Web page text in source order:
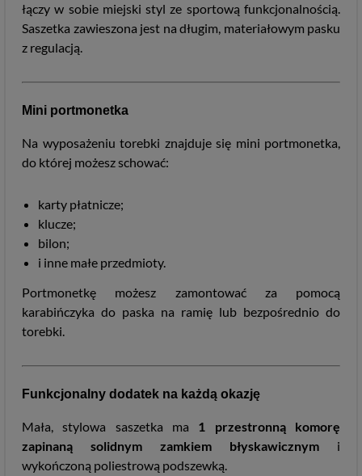
łączy w sobie miejski styl ze sportową funkcjonalnością.
Saszetka zawieszona jest na długim, materiałowym pasku
z regulacją.
Mini portmonetka
Na wyposażeniu torebki znajduje się mini portmonetka,
do której możesz schować:
karty płatnicze;
klucze;
bilon;
i inne małe przedmioty.
Portmonetkę możesz zamontować za pomocą
karabińczyka do paska na ramię lub bezpośrednio do
torebki.
Funkcjonalny dodatek na każdą okazję
Mała, stylowa saszetka ma 1 przestronną
komorę
zapinaną solidnym zamkiem błyskawicznym i
wykończoną poliestrową podszewką.